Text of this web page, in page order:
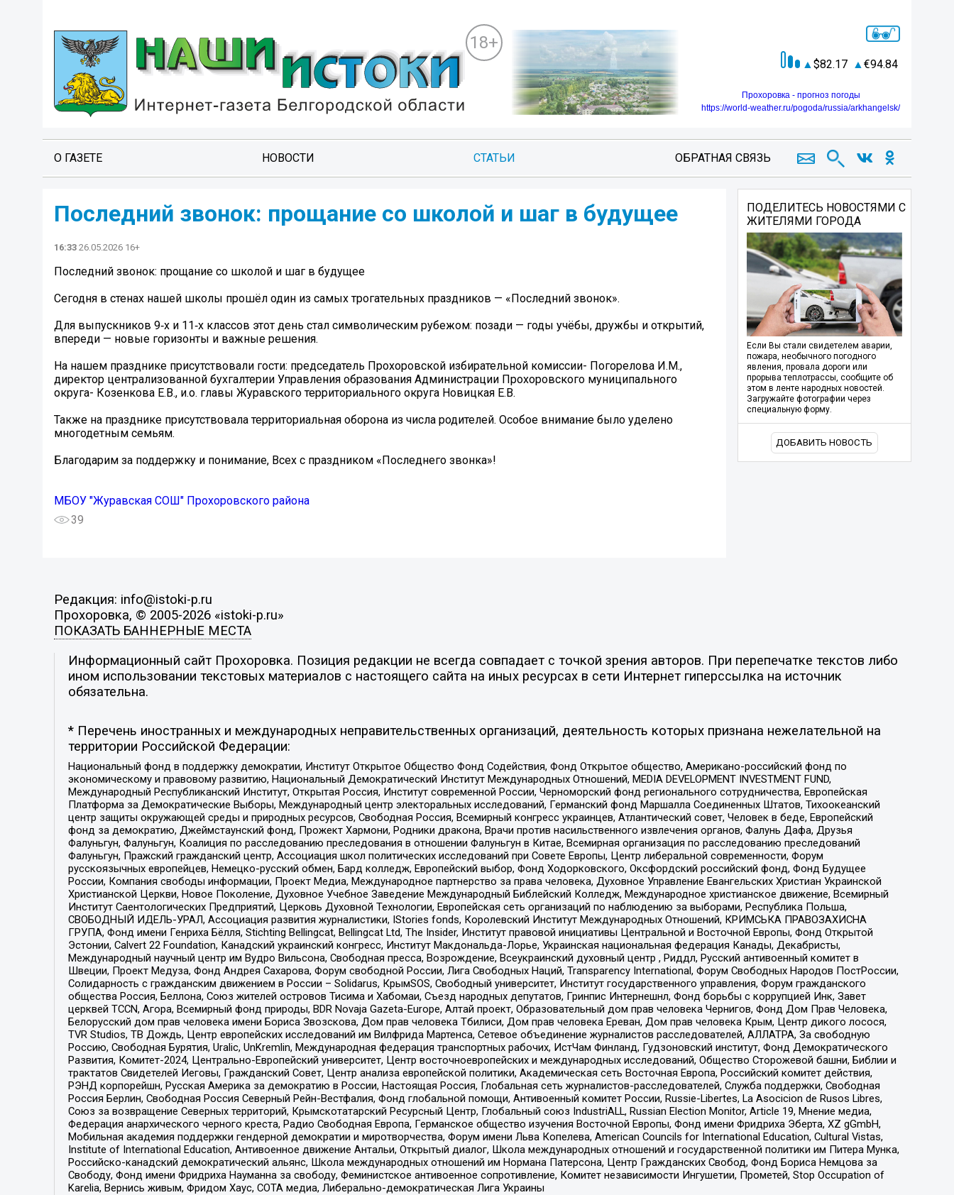
18+
82.17 94.84
Прохоровка - прогноз погоды
https://world-weather.ru/pogoda/russia/arkhangelsk/
О ГАЗЕТЕ НОВОСТИ СТАТЬИ ОБРАТНАЯ СВЯЗЬ
Последний звонок: прощание со школой и шаг в будущее
16:33 26.05.2026 16+
Последний звонок: прощание со школой и шаг в будущее
Сегодня в стенах нашей школы прошёл один из самых трогательных праздников — «Последний звонок».
Для выпускников 9‑х и 11‑х классов этот день стал символическим рубежом: позади — годы учёбы, дружбы и открытий,
впереди — новые горизонты и важные решения.
На нашем празднике присутствовали гости: председатель Прохоровской избирательной комиссии- Погорелова И.М.,
директор централизованной бухгалтерии Управления образования Администрации Прохоровского муниципального
округа- Козенкова Е.В., и.о. главы Журавского территориального округа Новицкая Е.В.
Также на празднике присутствовала территориальная оборона из числа родителей. Особое внимание было уделено
многодетным семьям.
Благодарим за поддержку и понимание, Всех с праздником «Последнего звонка»!
МБОУ "Журавская СОШ" Прохоровского района
39
ПОДЕЛИТЕСЬ НОВОСТЯМИ С
ЖИТЕЛЯМИ ГОРОДА
Если Вы стали свидетелем аварии,
пожара, необычного погодного
явления, провала дороги или
прорыва теплотрассы, сообщите об
этом в ленте народных новостей.
Загружайте фотографии через
специальную форму.
ДОБАВИТЬ НОВОСТЬ
Редакция: info@istoki-p.ru
Прохоровка, © 2005-2026 «istoki-p.ru»
ПОКАЗАТЬ БАННЕРНЫЕ МЕСТА
Информационный сайт Прохоровка. Позиция редакции не всегда совпадает с точкой зрения авторов. При перепечатке текстов либо
ином использовании текстовых материалов с настоящего сайта на иных ресурсах в сети Интернет гиперссылка на источник
обязательна.
* Перечень иностранных и международных неправительственных организаций, деятельность которых признана нежелательной на
территории Российской Федерации:
Национальный фонд в поддержку демократии, Институт Открытое Общество Фонд Содействия, Фонд Открытое общество, Американо-российский фонд по
экономическому и правовому развитию, Национальный Демократический Институт Международных Отношений, MEDIA DEVELOPMENT INVESTMENT FUND,
Международный Республиканский Институт, Открытая Россия, Институт современной России, Черноморский фонд регионального сотрудничества, Европейская
Платформа за Демократические Выборы, Международный центр электоральных исследований, Германский фонд Маршалла Соединенных Штатов, Тихоокеанский
центр защиты окружающей среды и природных ресурсов, Свободная Россия, Всемирный конгресс украинцев, Атлантический совет, Человек в беде, Европейский
фонд за демократию, Джеймстаунский фонд, Прожект Хармони, Родники дракона, Врачи против насильственного извлечения органов, Фалунь Дафа, Друзья
Фалуньгун, Фалуньгун, Коалиция по расследованию преследования в отношении Фалуньгун в Китае, Всемирная организация по расследованию преследований
Фалуньгун, Пражский гражданский центр, Ассоциация школ политических исследований при Совете Европы, Центр либеральной современности, Форум
русскоязычных европейцев, Немецко-русский обмен, Бард колледж, Европейский выбор, Фонд Ходорковского, Оксфордский российский фонд, Фонд Будущее
России, Компания свободы информации, Проект Медиа, Международное партнерство за права человека, Духовное Управление Евангельских Христиан Украинской
Христианской Церкви, Новое Поколение, Духовное Учебное Заведение Международный Библейский Колледж, Международное христианское движение, Всемирный
Институт Саентологических Предприятий, Церковь Духовной Технологии, Европейская сеть организаций по наблюдению за выборами, Республика Польша,
СВОБОДНЫЙ ИДЕЛЬ-УРАЛ, Ассоциация развития журналистики, IStories fonds, Королевский Институт Международных Отношений, КРИМСЬКА ПРАВОЗАХИСНА
ГРУПА, Фонд имени Генриха Бёлля, Stichting Bellingcat, Bellingcat Ltd, The Insider, Институт правовой инициативы Центральной и Восточной Европы, Фонд Открытой
Эстонии, Calvert 22 Foundation, Канадский украинский конгресс, Институт Макдональда-Лорье, Украинская национальная федерация Канады, Декабристы,
Международный научный центр им Вудро Вильсона, Свободная пресса, Возрождение, Всеукраинский духовный центр , Риддл, Русский антивоенный комитет в
Швеции, Проект Медуза, Фонд Андрея Сахарова, Форум свободной России, Лига Свободных Наций, Transparеncy International, Форум Свободных Народов ПостРоссии,
Солидарность с гражданским движением в России – Solidarus, КрымSOS, Свободный университет, Институт государственного управления, Форум гражданского
общества Россия, Беллона, Союз жителей островов Тисима и Хабомаи, Съезд народных депутатов, Гринпис Интернешнл, Фонд борьбы с коррупцией Инк, Завет
церквей TCCN, Агора, Всемирный фонд природы, BDR Novaja Gazeta-Europe, Алтай проект, Образовательный дом прав человека Чернигов, Фонд Дом Прав Человека,
Белорусский дом прав человека имени Бориса Звозскова, Дом прав человека Тбилиси, Дом прав человека Ереван, Дом прав человека Крым, Центр дикого лосося,
TVR Studios, ТВ Дождь, Центр европейских исследований им Вилфрида Мартенса, Сетевое объединение журналистов расследователей, АЛЛАТРА, За свободную
Россию, Свободная Бурятия, Uralic, UnKremlin, Международная федерация транспортных рабочих, ИстЧам Финланд, Гудзоновский институт, Фонд Демократического
Развития, Комитет-2024, Центрально-Европейский университет, Центр восточноевропейских и международных исследований, Общество Сторожевой башни, Библии и
трактатов Свидетелей Иеговы, Гражданский Совет, Центр анализа европейской политики, Академическая сеть Восточная Европа, Российский комитет действия,
РЭНД корпорейшн, Русская Америка за демократию в России, Настоящая Россия, Глобальная сеть журналистов-расследователей, Служба поддержки, Свободная
Россия Берлин, Свободная Россия Северный Рейн-Вестфалия, Фонд глобальной помощи, Антивоенный комитет России, Russie-Libertes, La Asocicion de Rusos Libres,
Союз за возвращение Северных территорий, Крымскотатарский Ресурсный Центр, Глобальный союз IndustriALL, Russian Election Monitor, Article 19, Мнение медиа,
Федерация анархического черного креста, Радио Свободная Европа, Германское общество изучения Восточной Европы, Фонд имени Фридриха Эберта, XZ gGmbH,
Мобильная академия поддержки гендерной демократии и миротворчества, Форум имени Льва Копелева, American Councils for International Education, Cultural Vistas,
Institute of International Education, Антивоенное движение Антальи, Открытый диалог, Школа международных отношений и государственной политики им Питера Мунка,
Российско-канадский демократический альянс, Школа международных отношений им Нормана Патерсона, Центр Гражданских Свобод, Фонд Бориса Немцова за
Свободу, Фонд имени Фридриха Науманна за свободу, Феминистское антивоенное сопротивление, Комитет независимости Ингушетии, Прометей, Stop Occupation of
Karelia, Вернись живым, Фридом Хаус, СОТА медиа, Либерально-демократическая Лига Украины